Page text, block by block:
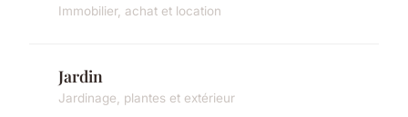
Immobilier, achat et location
Jardin
Jardinage, plantes et extérieur